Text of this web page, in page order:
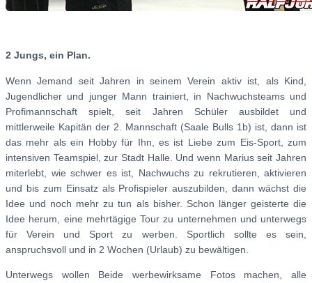
2 Jungs, ein Plan.
Wenn Jemand seit Jahren in seinem Verein aktiv ist, als Kind,
Jugendlicher und junger Mann trainiert, in Nachwuchsteams und
Profimannschaft spielt, seit Jahren Schüler ausbildet und
mittlerweile Kapitän der 2. Mannschaft (Saale Bulls 1b) ist, dann ist
das mehr als ein Hobby für Ihn, es ist Liebe zum Eis-Sport, zum
intensiven Teamspiel, zur Stadt Halle. Und wenn Marius seit Jahren
miterlebt, wie schwer es ist, Nachwuchs zu rekrutieren, aktivieren
und bis zum Einsatz als Profispieler auszubilden, dann wächst die
Idee und noch mehr zu tun als bisher. Schon länger geisterte die
Idee herum, eine mehrtägige Tour zu unternehmen und unterwegs
für Verein und Sport zu werben. Sportlich sollte es sein,
anspruchsvoll und in 2 Wochen (Urlaub) zu bewältigen.
Unterwegs wollen Beide werbewirksame Fotos machen, alle